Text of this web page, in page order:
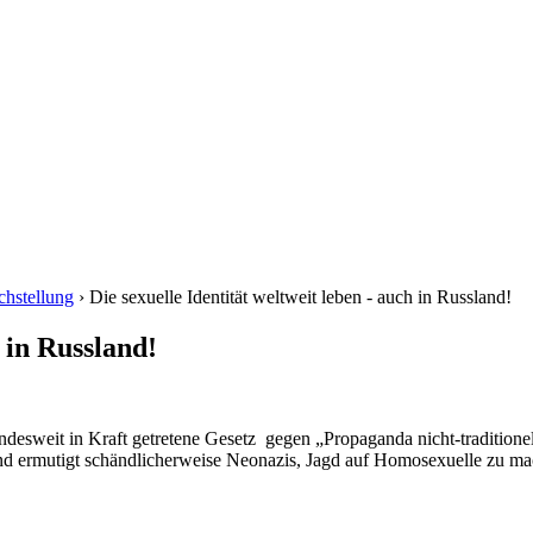
› Die sexuelle Identität weltweit leben - auch in Russland!
Russland!
in Kraft getretene Gesetz gegen „Propaganda nicht-
ermutigt schändlicherweise Neonazis, Jagd auf Homosexuelle zu